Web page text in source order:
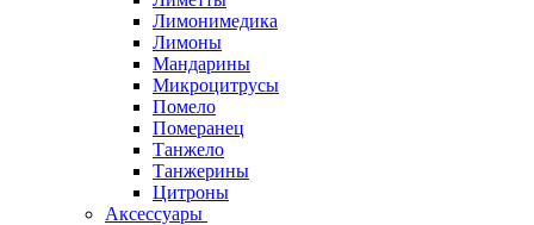
Лимонимедика
Лимоны
Мандарины
Микроцитрусы
Помело
Померанец
Танжело
Танжерины
Цитроны
Аксессуары